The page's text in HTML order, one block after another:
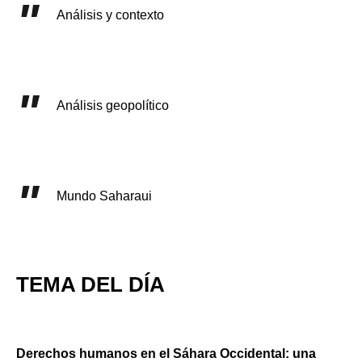
Análisis y contexto
Análisis geopolítico
Mundo Saharaui
TEMA DEL DÍA
Derechos humanos en el Sáhara Occidental: una